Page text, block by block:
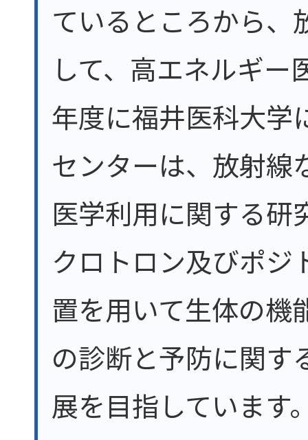
ているところから、
して、高エネルギ
年度に福井医科大学
センターは、放射線
医学利用に関する研
クロトロン及びポジ
置を用いて生体の機
の診断と予防に関す
展を目指しています